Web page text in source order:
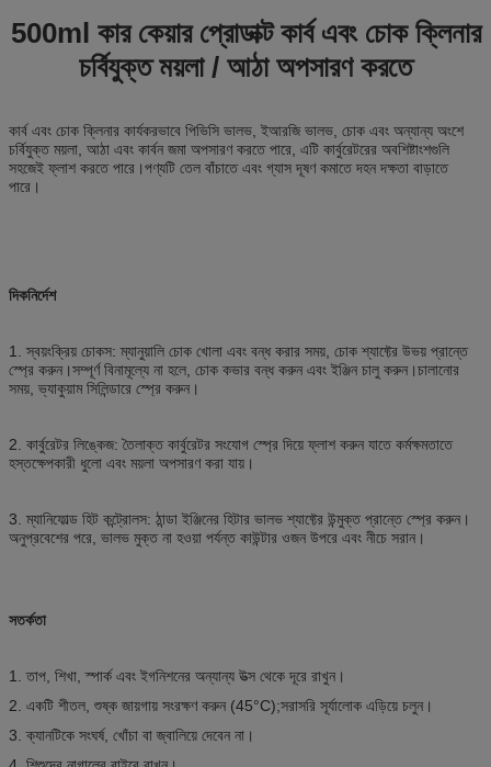
500ml কার কেয়ার প্রোডাক্ট কার্ব এবং চোক ক্লিনার
চর্বিযুক্ত ময়লা / আঠা অপসারণ করতে
কার্ব এবং চোক ক্লিনার কার্যকরভাবে পিভিসি ভালভ, ইআরজি ভালভ, চোক এবং অন্যান্য অংশে
চর্বিযুক্ত ময়লা, আঠা এবং কার্বন জমা অপসারণ করতে পারে, এটি কার্বুরেটরের অবশিষ্টাংশগুলি
সহজেই ফ্লাশ করতে পারে।পণ্যটি তেল বাঁচাতে এবং গ্যাস দূষণ কমাতে দহন দক্ষতা বাড়াতে
পারে।
দিকনির্দেশ
1. স্বয়ংক্রিয় চোকস: ম্যানুয়ালি চোক খোলা এবং বন্ধ করার সময়, চোক শ্যাফ্টের উভয় প্রান্তে
স্প্রে করুন।সম্পূর্ণ বিনামূল্যে না হলে, চোক কভার বন্ধ করুন এবং ইঞ্জিন চালু করুন।চালানোর
সময়, ভ্যাকুয়াম সিলিন্ডারে স্প্রে করুন।
2. কার্বুরেটর লিঙ্কেজ: তৈলাক্ত কার্বুরেটর সংযোগ স্প্রে দিয়ে ফ্লাশ করুন যাতে কর্মক্ষমতাতে
হস্তক্ষেপকারী ধুলো এবং ময়লা অপসারণ করা যায়।
3. ম্যানিফোল্ড হিট কন্ট্রোলস: ঠান্ডা ইঞ্জিনের হিটার ভালভ শ্যাফ্টের উন্মুক্ত প্রান্তে স্প্রে করুন।
অনুপ্রবেশের পরে, ভালভ মুক্ত না হওয়া পর্যন্ত কাউন্টার ওজন উপরে এবং নীচে সরান।
সতর্কতা
1. তাপ, শিখা, স্পার্ক এবং ইগনিশনের অন্যান্য উত্স থেকে দূরে রাখুন।
2. একটি শীতল, শুষ্ক জায়গায় সংরক্ষণ করুন (45°C);সরাসরি সূর্যালোক এড়িয়ে চলুন।
3. ক্যানটিকে সংঘর্ষ, খোঁচা বা জ্বালিয়ে দেবেন না।